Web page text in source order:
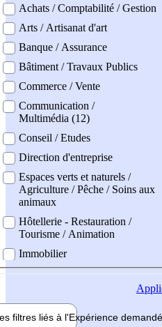
professionel
Achats / Comptabilité / Gestion
Arts / Artisanat d'art
Banque / Assurance
Bâtiment / Travaux Publics
Commerce / Vente
Communication /
Multimédia (12)
Conseil / Etudes
Direction d'entreprise
Espaces verts et naturels /
Agriculture / Pêche / Soins aux
animaux
Hôtellerie - Restauration /
Tourisme / Animation
Immobilier
filtres liés à l'Expérience